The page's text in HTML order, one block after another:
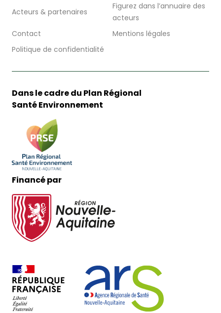
Acteurs & partenaires
Figurez dans l’annuaire des
acteurs
Contact
Mentions légales
Politique de confidentialité
Dans le cadre du Plan Régional
Santé Environnement
Financé par